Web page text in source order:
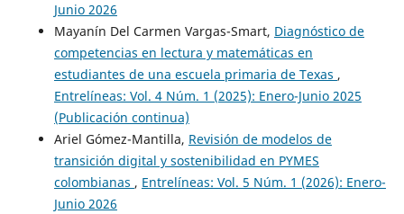
Junio 2026
Mayanín Del Carmen Vargas-Smart, Diagnóstico de
competencias en lectura y matemáticas en
estudiantes de una escuela primaria de Texas ,
Entrelíneas: Vol. 4 Núm. 1 (2025): Enero-Junio 2025
(Publicación continua)
Ariel Gómez-Mantilla, Revisión de modelos de
transición digital y sostenibilidad en PYMES
colombianas , Entrelíneas: Vol. 5 Núm. 1 (2026): Enero-
Junio 2026